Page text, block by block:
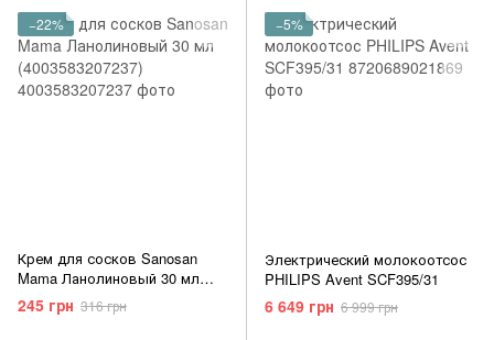
−22%
Крем для сосков Sanosan
Mama Ланолиновый 30 мл
(4003583207237)
245 грн 316 грн
−5%
Электрический молокоотсос
PHILIPS Avent SCF395/31
6 649 грн 6 999 грн